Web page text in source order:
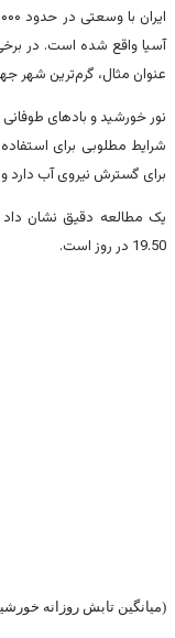
عنوان مثال، گرم‌ترین شهر
نور خورشید و بادهای
شرایط مطلوبی برای
برای گسترش نیروی آب دارد
19.50 در روز است.
(میانگین تابش روزانه